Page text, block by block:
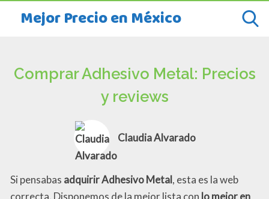
Mejor Precio en México
Comprar Adhesivo Metal: Precios
y reviews
Claudia Alvarado
Si pensabas adquirir Adhesivo Metal, esta es la web
correcta. Disponemos de la mejor lista con lo mejor en